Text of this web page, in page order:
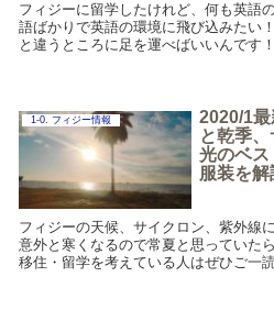
フィジーに留学したけれど、何も英語
語ばかりで英語の環境に飛び込みたい
と違うところに足を運べばいいんです
1-0. フィジー情報
2020/1
と乾季
光のベス
服装を解
フィジーの天候、サイクロン、紫外線
意外と寒くなるので常夏と思っていた
移住・留学を考えている人はぜひご一読